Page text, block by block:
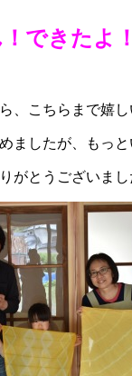
できたよ！
、こちらまで嬉し
ましたが、もっ
がとうございまし